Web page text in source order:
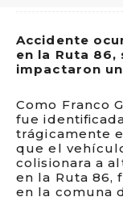
Accidente
en la Ruta 86,
impactaron
Como Franco
fue
trágicamente
que el
colisionara a
en la Ruta 86,
en la comuna